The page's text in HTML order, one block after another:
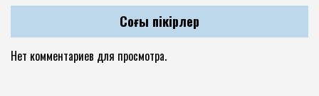
Соңғы пікірлер
Нет комментариев для просмотра.